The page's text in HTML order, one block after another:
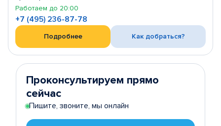
Работаем до 20:00
+7 (495) 236-87-78
Подробнее Как добраться?
Проконсультируем прямо
сейчас
Пишите, звоните, мы онлайн